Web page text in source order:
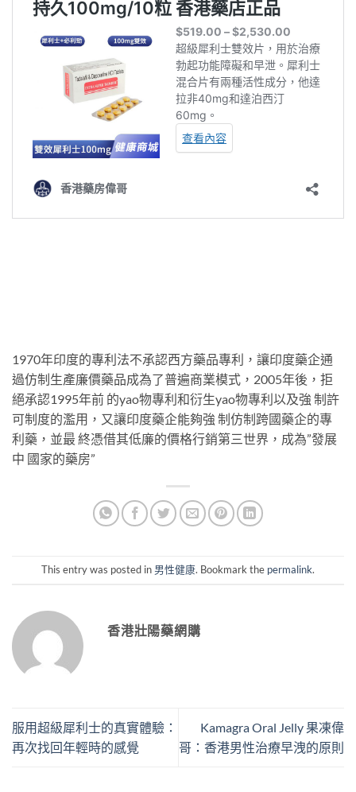
1970年印度的專利法不承認西方藥品專利，讓印度藥企通
過仿制生產廉價藥品成為了普遍商業模式，2005年後，拒
絕承認1995年前 的yao物專利和衍生yao物專利以及強 制許
可制度的濫用，又讓印度藥企能夠強 制仿制跨國藥企的專
利藥，並最 終憑借其低廉的價格行銷第三世界，成為”發展
中 國家的藥房”
This entry was posted in 男性健康. Bookmark the permalink.
香港壯陽藥網購
服用超級犀利士的真實體驗：
再次找回年輕時的感覺
Kamagra Oral Jelly 果凍偉
哥：香港男性治療早洩的原則